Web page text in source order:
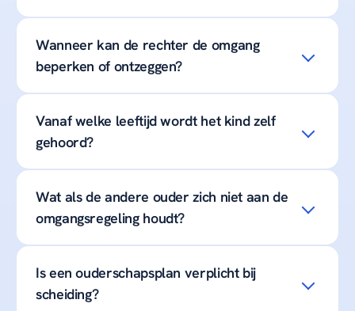
Wanneer kan de rechter de omgang
beperken of ontzeggen?
Vanaf welke leeftijd wordt het kind zelf
gehoord?
Wat als de andere ouder zich niet aan de
omgangsregeling houdt?
Is een ouderschapsplan verplicht bij
scheiding?